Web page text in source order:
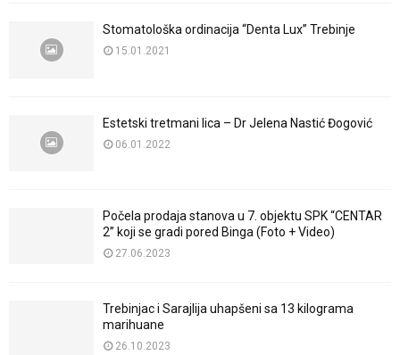
Stomatološka ordinacija “Denta Lux” Trebinje
15.01.2021
Estetski tretmani lica – Dr Jelena Nastić Đogović
06.01.2022
Počela prodaja stanova u 7. objektu SPK “CENTAR
2” koji se gradi pored Binga (Foto + Video)
27.06.2023
Trebinjac i Sarajlija uhapšeni sa 13 kilograma
marihuane
26.10.2023